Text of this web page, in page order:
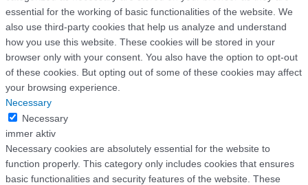
essential for the working of basic functionalities of the website. We
also use third-party cookies that help us analyze and understand
how you use this website. These cookies will be stored in your
browser only with your consent. You also have the option to opt-out
of these cookies. But opting out of some of these cookies may affect
your browsing experience.
Necessary
Necessary
immer aktiv
Necessary cookies are absolutely essential for the website to
function properly. This category only includes cookies that ensures
basic functionalities and security features of the website. These